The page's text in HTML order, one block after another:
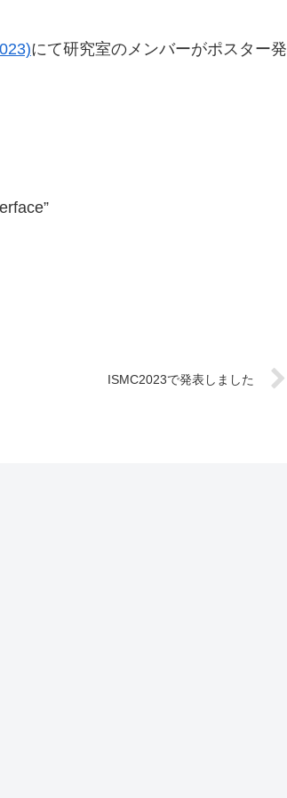
にて研究室のメンバーがポスター発
ISMC2023で発表しました